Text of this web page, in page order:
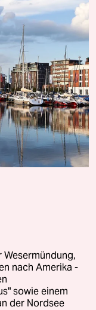
Wesermündung,
nach Amerika -
sowie einem
der Nordsee